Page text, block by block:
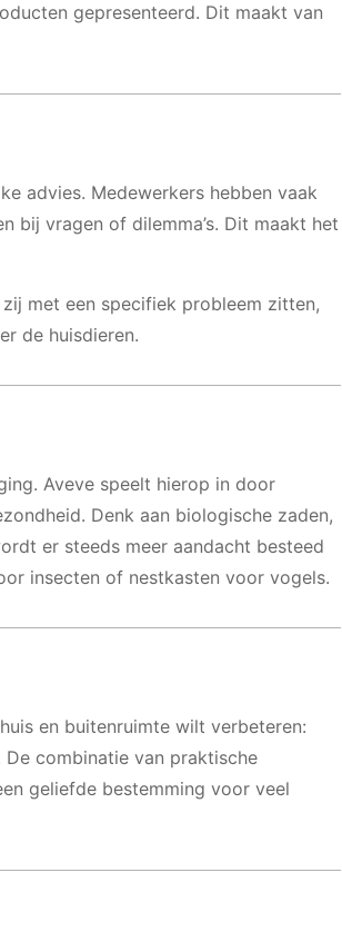
gepresenteerd. Dit maakt van
advies. Medewerkers hebben vaak
bij vragen of dilemma’s. Dit maakt het
met een specifiek probleem zitten,
de huisdieren.
Aveve speelt hierop in door
Denk aan biologische zaden,
er steeds meer aandacht besteed
insecten of nestkasten voor vogels.
en buitenruimte wilt verbeteren:
combinatie van praktische
geliefde bestemming voor veel